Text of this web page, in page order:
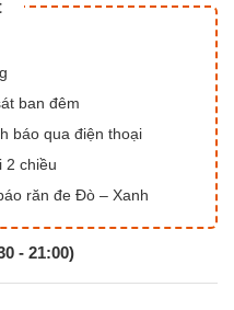
1,500,000 ₫.
ban đêm
báo qua điện thoại
2 chiều
răn đe Đò – Xanh
- 21:00)